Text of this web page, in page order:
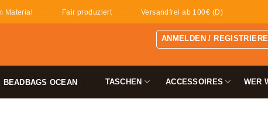
Material — Fair produziert — Versandfrei ab 100€ (D)
ANMELDEN /
BEADBAGS OCEAN TASCHEN ACCESSOIRES WER